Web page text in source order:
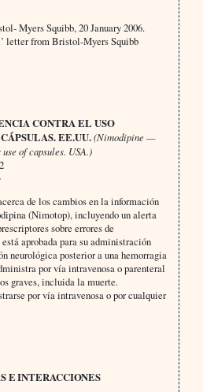
Myers Squibb, 20 January 2006.
letter from Bristol-Myers Squibb
CONTRA EL USO
EE.UU.(Nimodipine —
of capsules. USA.)
de los cambios en la información
(Nimotop), incluyendo un alerta
sobre errores de
aprobada para su administración
neurológica posterior a una hemorragia
por vía intravenosa o parenteral
graves, incluida la muerte.
por vía intravenosa o por cualquier
E INTERACCIONES